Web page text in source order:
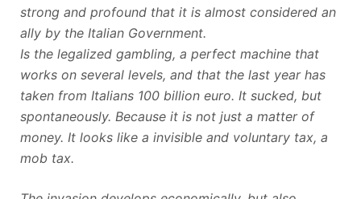
strong and profound that it is almost considered an
ally by the Italian Government.
Is the legalized gambling, a perfect machine that
works on several levels, and that the last year has
taken from Italians 100 billion euro. It sucked, but
spontaneously. Because it is not just a matter of
money. It looks like a invisible and voluntary tax, a
mob tax.